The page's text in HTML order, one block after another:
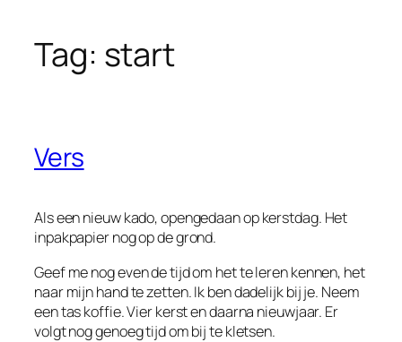
Tag: start
Vers
Als een nieuw kado, opengedaan op kerstdag. Het
inpakpapier nog op de grond.
Geef me nog even de tijd om het te leren kennen, het
naar mijn hand te zetten. Ik ben dadelijk bij je. Neem
een tas koffie. Vier kerst en daarna nieuwjaar. Er
volgt nog genoeg tijd om bij te kletsen.